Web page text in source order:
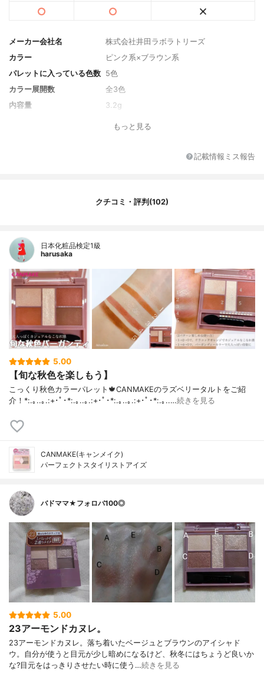
メーカー会社名
株式会社井田ラボラトリーズ
カラー
ピンク系×ブラウン系
パレットに入っている色数 5色
カラー展開数
全3色
内容量
3.2g
もっと見る
記載情報ミス報告
クチコミ・評判(102)
日本化粧品検定1級
harusaka
5.00
【旬な秋色を楽しもう】
こっくり秋色カラーパレット🍁CANMAKEのラズベリータルトをご紹
介！*:.｡..｡.:+･ﾟ･*:.｡..｡.:+･ﾟ･*:.｡..｡.:+･ﾟ･*:.｡..…続きを見る
CANMAKE(キャンメイク)
パーフェクトスタイリストアイズ
バドママ★フォロバ100◎
5.00
23アーモンドカヌレ。
23アーモンドカヌレ。落ち着いたベージュとブラウンのアイシャド
ウ。自分が使うと目元が少し暗めになるけど、秋冬にはちょうど良いか
な?目元をはっきりさせたい時に使う…続きを見る